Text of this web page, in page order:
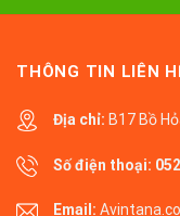
THÔNG TIN LIÊN
Địa chỉ: B17 Bồ
Số điện thoại:
Email: